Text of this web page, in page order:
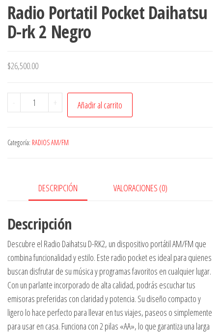
Radio Portatil Pocket Daihatsu
D-rk 2 Negro
$26,500.00
-
Radio
Portatil
Daihatsu
+ Añadir al carrito
Categoría: RADIOS AM/FM
DESCRIPCIÓN VALORACIONES (0)
Descripción
Descubre el Radio Daihatsu D-RK2, un dispositivo portátil AM/FM que
combina funcionalidad y estilo. Este radio pocket es ideal para quienes
buscan disfrutar de su música y programas favoritos en cualquier lugar.
Con un parlante incorporado de alta calidad, podrás escuchar tus
emisoras preferidas con claridad y potencia. Su diseño compacto y
ligero lo hace perfecto para llevar en tus viajes, paseos o simplemente
para usar en casa. Funciona con 2 pilas «AA», lo que garantiza una larga